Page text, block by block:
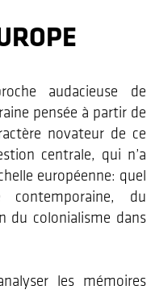
audacieuse de
pensée à partir de
novateur de ce
centrale, qui n’a
européenne: quel
contemporaine, du
du colonialisme dans
les mémoires